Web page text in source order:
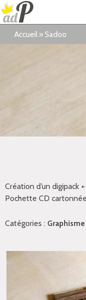
Accueil » Sadoo
Création d’un digipack
Pochette CD
Catégories :